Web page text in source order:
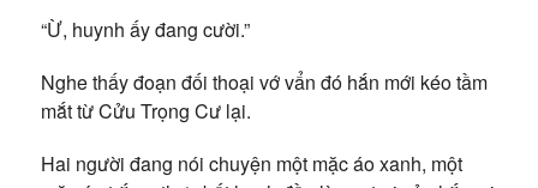
“Ừ, huynh ấy đang cười.”
Nghe thấy đoạn đối thoại vớ vẩn đó hắn mới kéo tầm
mắt từ Cửu Trọng Cư lại.
Hai người đang nói chuyện một mặc áo xanh, một